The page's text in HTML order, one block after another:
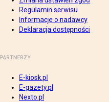
Regulamin serwisu
Informacje o nadawcy
Deklaracja dostępności
PARTNERZY
E-kiosk.pl
E-gazety.pl
Nexto.pl